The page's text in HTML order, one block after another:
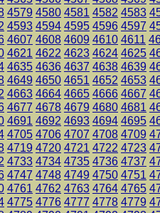
4579 4580 4581 4582 4583
4593 4594 4595 4596 4597
4607 4608 4609 4610 4611
4621 4622 4623 4624 4625
4635 4636 4637 4638 4639
4649 4650 4651 4652 4653
4663 4664 4665 4666 4667
4677 4678 4679 4680 4681
4691 4692 4693 4694 4695
4705 4706 4707 4708 4709
4719 4720 4721 4722 4723
4733 4734 4735 4736 4737
4747 4748 4749 4750 4751
4761 4762 4763 4764 4765
4775 4776 4777 4778 4779